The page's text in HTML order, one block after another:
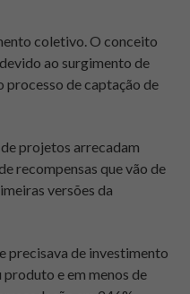
coletivo. O conceito
ao surgimento de
de captação de
projetos arrecadam
recompensas que vão de
versões da
precisava de investimento
e em menos de